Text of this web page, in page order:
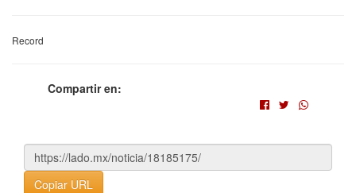
Record
Compartir en:
Copiar URL